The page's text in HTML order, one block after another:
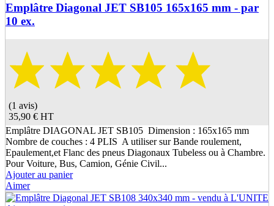
Emplâtre Diagonal JET SB105 165x165 mm - par
10 ex.
(1 avis)
35,90 € HT
Emplâtre DIAGONAL JET SB105 Dimension : 165x165 mm
Nombre de couches : 4 PLIS A utiliser sur Bande roulement,
Epaulement,et Flanc des pneus Diagonaux Tubeless ou à Chambre.
Pour Voiture, Bus, Camion, Génie Civil...
Ajouter au panier
Aimer